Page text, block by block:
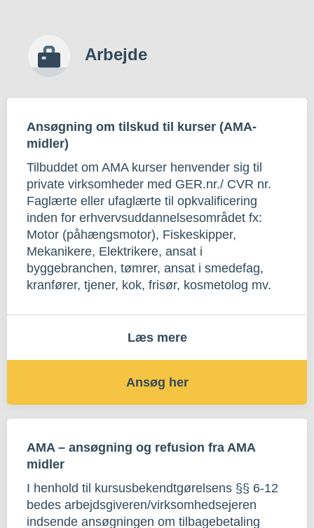
Arbejde
Ansøgning om tilskud til kurser (AMA-
midler)
Tilbuddet om AMA kurser henvender sig til
private virksomheder med GER.nr./ CVR nr.
Faglærte eller ufaglærte til opkvalificering
inden for erhvervsuddannelsesområdet fx:
Motor (påhængsmotor), Fiskeskipper,
Mekanikere, Elektrikere, ansat i
byggebranchen, tømrer, ansat i smedefag,
kranfører, tjener, kok, frisør, kosmetolog mv.
Læs mere
Ansøg her
AMA – ansøgning og refusion fra AMA
midler
I henhold til kursusbekendtgørelsens §§ 6-12
bedes arbejdsgiveren/virksomhedsejeren
indsende ansøgningen om tilbagebetaling